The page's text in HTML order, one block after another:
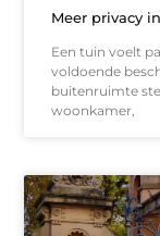
Meer privacy
Een tuin voelt
voldoende
buitenruimte
woonkamer,